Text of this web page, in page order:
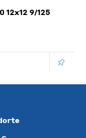
12x12 9/125